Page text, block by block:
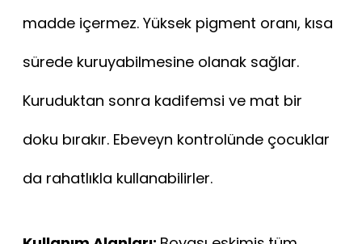
madde içermez. Yüksek pigment oranı, kısa
sürede kuruyabilmesine olanak sağlar.
Kuruduktan sonra kadifemsi ve mat bir
doku bırakır. Ebeveyn kontrolünde çocuklar
da rahatlıkla kullanabilirler.